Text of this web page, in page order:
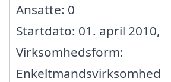
Ansatte: 0
Startdato: 01. april 2010,
Virksomhedsform:
Enkeltmandsvirksomhed